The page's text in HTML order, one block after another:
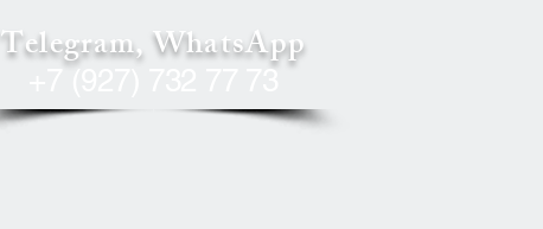
Telegram, WhatsApp
+7 (927) 732 77 73